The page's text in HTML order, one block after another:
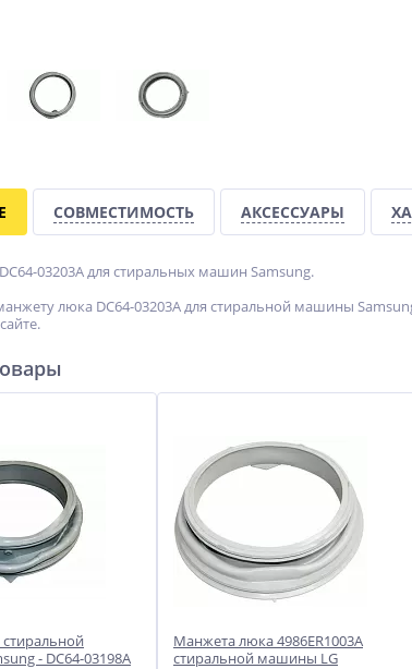
СОВМЕСТИМОСТЬ АКСЕССУАРЫ
03203A для стиральных машин Samsung.
люка DC64-03203A для стиральной машины
- DC64-03198A
Манжета люка 4986ER1003A
стиральной машины LG